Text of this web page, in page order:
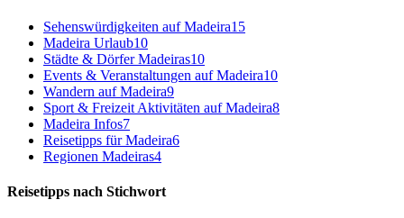
Sehenswürdigkeiten auf Madeira15
Madeira Urlaub10
Städte & Dörfer Madeiras10
Events & Veranstaltungen auf Madeira10
Wandern auf Madeira9
Sport & Freizeit Aktivitäten auf Madeira8
Madeira Infos7
Reisetipps für Madeira6
Regionen Madeiras4
Reisetipps nach Stichwort